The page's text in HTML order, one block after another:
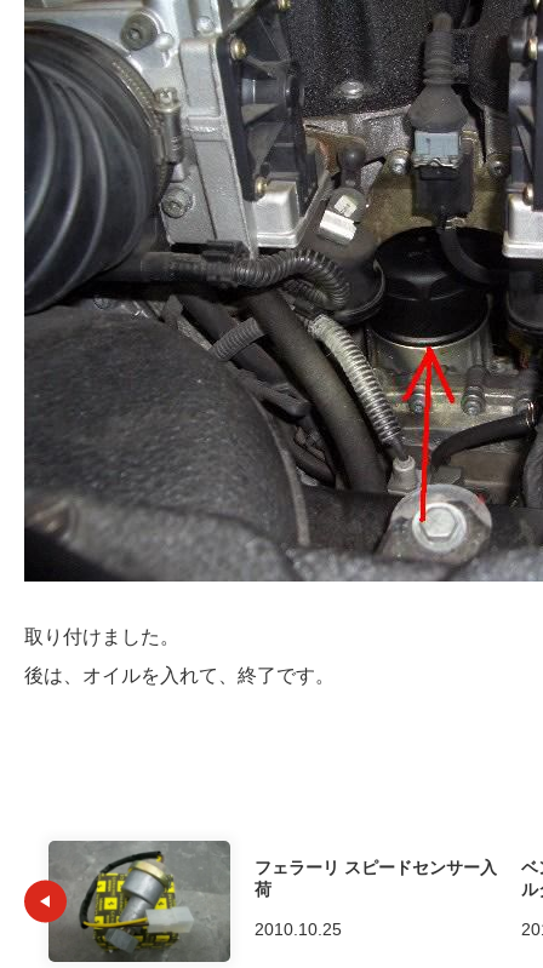
取り付けました。
後は、オイルを入れて、終了です。
フェラーリ スピードセンサー入
荷
2010.10.25
ベ